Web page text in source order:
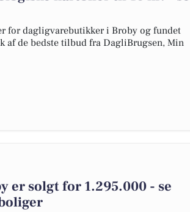
for dagligvarebutikker i Broby og fundet
af de bedste tilbud fra DagliBrugsen, Min
er solgt for 1.295.000 - se